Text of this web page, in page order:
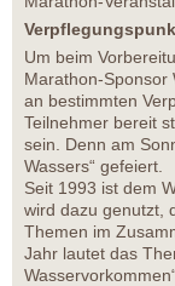
Um beim
Marathon-Sponsor
an bestimmten
Teilnehmer bereit
sein. Denn am
Wassers“ gefeiert.
Seit 1993 ist dem
wird dazu genutzt,
Themen im
Jahr lautet das
Wasservorkommen“.